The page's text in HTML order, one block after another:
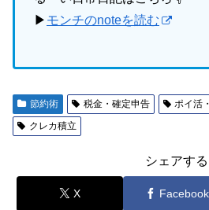
▶ モンチのnoteを読む
節約術 税金・確定申告
ポイ活
クレカ積立
シェアする
X Facebook